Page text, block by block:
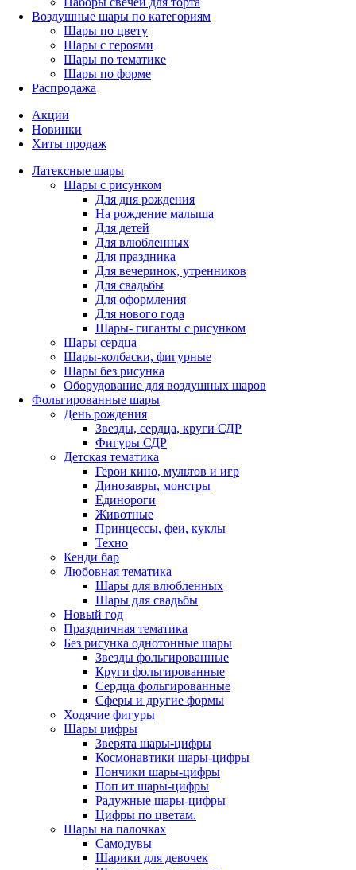
Воздушные шары по категориям
Шары по цвету
Шары с героями
Шары по тематике
Шары по форме
Распродажа
Акции
Новинки
Хиты продаж
Латексные шары
Шары с рисунком
Для дня рождения
На рождение малыша
Для детей
Для влюбленных
Для праздника
Для вечеринок, утренников
Для свадьбы
Для оформления
Для нового года
Шары- гиганты с рисунком
Шары сердца
Шары-колбаски, фигурные
Шары без рисунка
Оборудование для воздушных шаров
Фольгированные шары
День рождения
Звезды, сердца, круги СДР
Фигуры СДР
Детская тематика
Герои кино, мультов и игр
Динозавры, монстры
Единороги
Животные
Принцессы, феи, куклы
Техно
Кенди бар
Любовная тематика
Шары для влюбленных
Шары для свадьбы
Новый год
Праздничная тематика
Без рисунка однотонные шары
Звезды фольгированные
Круги фольгированные
Сердца фольгированные
Сферы и другие формы
Ходячие фигуры
Шары цифры
Зверята шары-цифры
Космонавтики шары-цифры
Пончики шары-цифры
Поп ит шары-цифры
Радужные шары-цифры
Цифры по цветам.
Шары на палочках
Самодувы
Шарики для девочек